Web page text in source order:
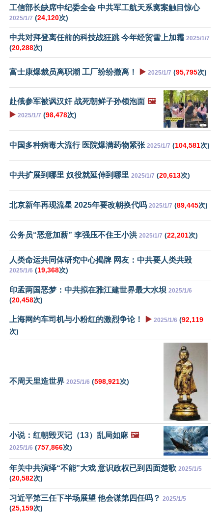
工信部长缺席中纪委全会 中共军工航天系窝案触目惊心
2025/1/7 (24,120次)
中共对拜登离任前的科技战狂跳 今年经贸雪上加霜 2025/1/7
(20,288次)
富士康爆裁员离职潮 工厂纷纷撤离！ ▶️ 2025/1/7 (95,795次)
赴俄参军被讽汉奸 战死朝鲜子孙领泡面 🖼️
▶️ 2025/1/7 (98,478次)
中国多种病毒大流行 医院爆满药物紧张 2025/1/7 (104,581次)
中共扩展到哪里 奴役就延伸到哪里 2025/1/7 (20,613次)
北京新年再现流星 2025年要改朝换代吗 2025/1/7 (89,445次)
公务员“恶意加薪” 李强压不住王小洪 2025/1/7 (22,201次)
人类命运共同体研究中心揭牌 网友：中共要人类共毁
2025/1/6 (19,368次)
印孟两国恶梦：中共拟在雅江建世界最大水坝 2025/1/6
(20,458次)
上海网约车司机与小粉红的激烈争论！ ▶️ 2025/1/6 (92,119
次)
不周天里造世界 2025/1/6 (598,921次)
小说：红朝毁灭记（13）乱局如麻 🖼️
2025/1/6 (757,866次)
年关中共演绎“不能”大戏 意识政权已到四面楚歌 2025/1/5
(20,582次)
习近平第三任下半场展望 他会谋第四任吗？ 2025/1/5
(25,159次)